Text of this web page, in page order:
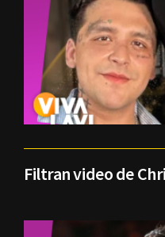
Filtran video de